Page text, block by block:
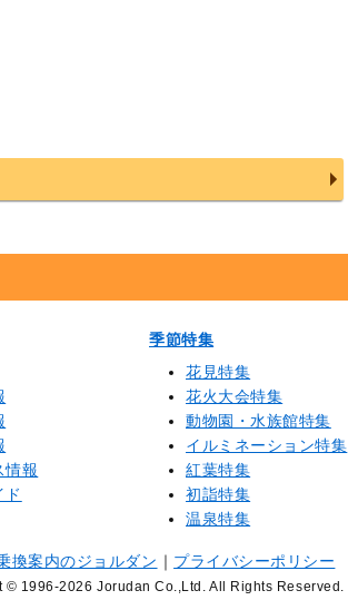
情報
ド
季節特集
花見特集
花火大会特集
動物園・水族館特集
イルミネーション特集
紅葉特集
初詣特集
温泉特集
換案内のジョルダン ｜ プライバシーポリシー
© 1996-2026 Jorudan Co.,Ltd. All Rights Reserved.